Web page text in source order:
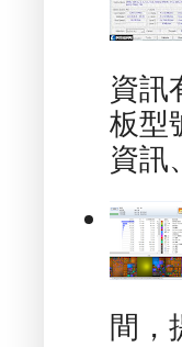
資訊
板型
資訊
間，